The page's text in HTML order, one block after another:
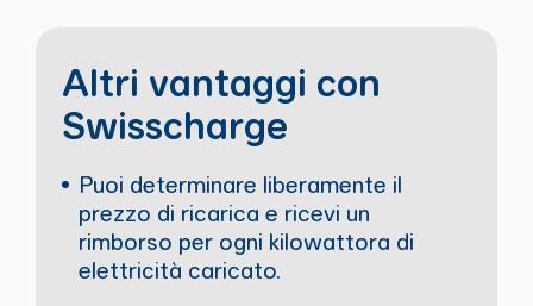
Altri vantaggi con
Swisscharge
Puoi determinare liberamente il
prezzo di ricarica e ricevi un
rimborso per ogni kilowattora di
elettricità caricato.